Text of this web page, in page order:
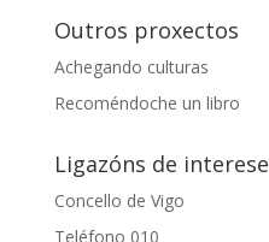
Outros proxectos
Achegando culturas
Recoméndoche un libro
Ligazóns de interese
Concello de Vigo
Teléfono 010